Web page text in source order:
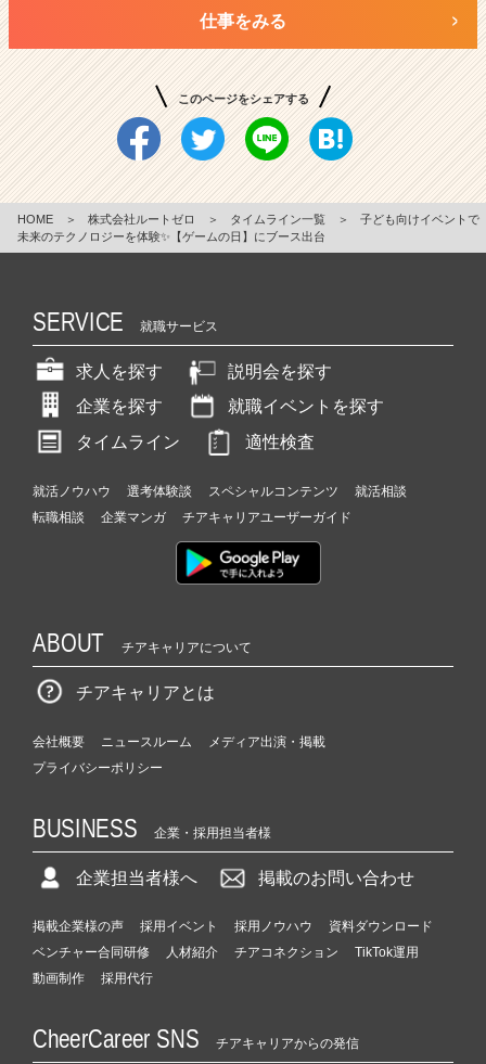
仕事をみる
このページをシェアする
HOME ＞ 株式会社ルートゼロ ＞ タイムライン一覧 ＞
子ども向けイベントで
未来のテクノロジーを体験✨【ゲームの日】にブース出台
SERVICE 就職サービス
求人を探す
説明会を探す
企業を探す
就職イベントを探す
タイムライン
適性検査
就活ノウハウ 選考体験談 スペシャルコンテンツ
就活相談
転職相談
企業マンガ チアキャリアユーザーガイド
ABOUT チアキャリアについて
チアキャリアとは
会社概要 ニュースルーム
メディア出演・掲載
プライバシーポリシー
BUSINESS 企業・採用担当者様
企業担当者様へ 掲載のお問い合わせ
掲載企業様の声 採用イベント 採用ノウハウ
資料ダウンロード
ベンチャー合同研修
人材紹介 チアコネクション
TikTok運用
動画制作
採用代行
CheerCareer SNS チアキャリアからの発信